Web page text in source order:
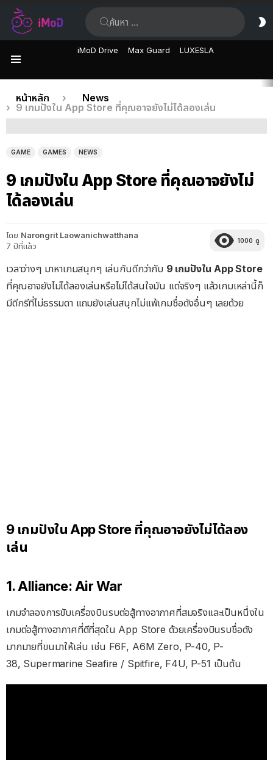
iMoD Drive Max Guard LUXESLA
เรื่อง
ล่าสุด
คุณอยู่ที่นี่:
หน้าหลัก
News
9 เกมปังใน App Store ที่คุณอาจยังไม่ได้ลองเล่น
GAME GAMES NEWS
9 เกมปังใน App Store ที่คุณอาจยังไม่
ได้ลองเล่น
โดย Narongrit Laowanichwatthana
7 ปีที่แล้ว
1000 ดู
เวลาว่างๆ มาหาเกมสนุกๆ เล่นกันดีกว่ากับ 9 เกมปังใน App Store
ที่คุณอาจยังไม่ได้ลองเล่นหรือไม่ได้สนใจมัน แต่จริงๆ แล้วเกมเหล่านี้ก็
มีดีกรีที่ไม่ธรรมดา แถมยังเล่นสนุกไม่แพ้เกมชื่อดังอื่นๆ เลยด้วย
9 เกมปังใน App Store ที่คุณอาจยังไม่ได้ลอง
เล่น
1. Alliance: Air War
เกมจำลองการขับเครื่องบินรบต่อสู้ทางอากาศที่สมจริงและเป็นหนึ่งใน
เกมต่อสู้ทางอากาศที่ดีที่สุดใน App Store ด้วยเครื่องบินรบชื่อดัง
มากมายที่ขนมาให้เล่น เช่น F6F, A6M Zero, P-40, P-
38, Supermarine Seafire / Spitfire, F4U, P-51 เป็นต้น